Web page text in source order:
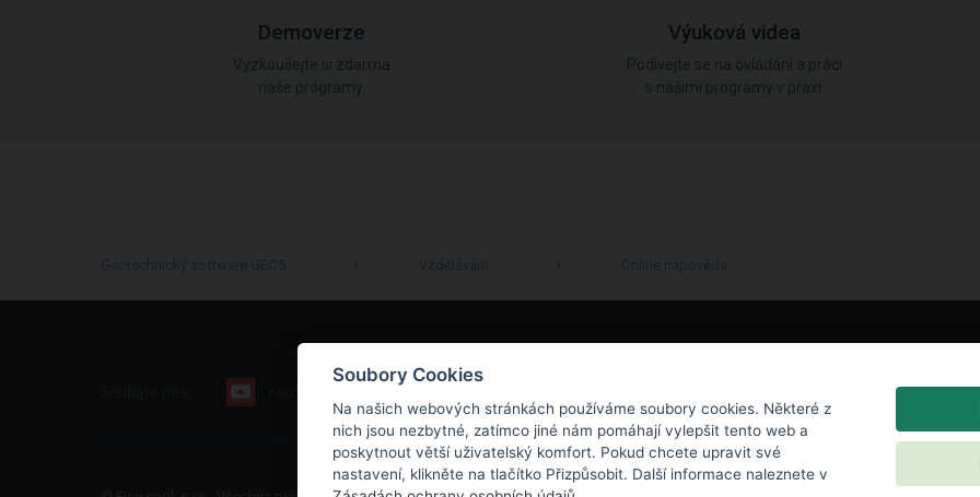
Demoverze Výuková videa
Soubory Cookies
Na našich webových stránkách používáme soubory cookies. Některé z
nich jsou nezbytné, zatímco jiné nám pomáhají vylepšit tento web a
poskytnout větší uživatelský komfort. Pokud chcete upravit své
nastavení, klikněte na tlačítko Přizpůsobit. Další informace naleznete v